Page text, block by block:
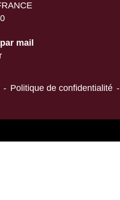
mail
- Politique de confidentialité -